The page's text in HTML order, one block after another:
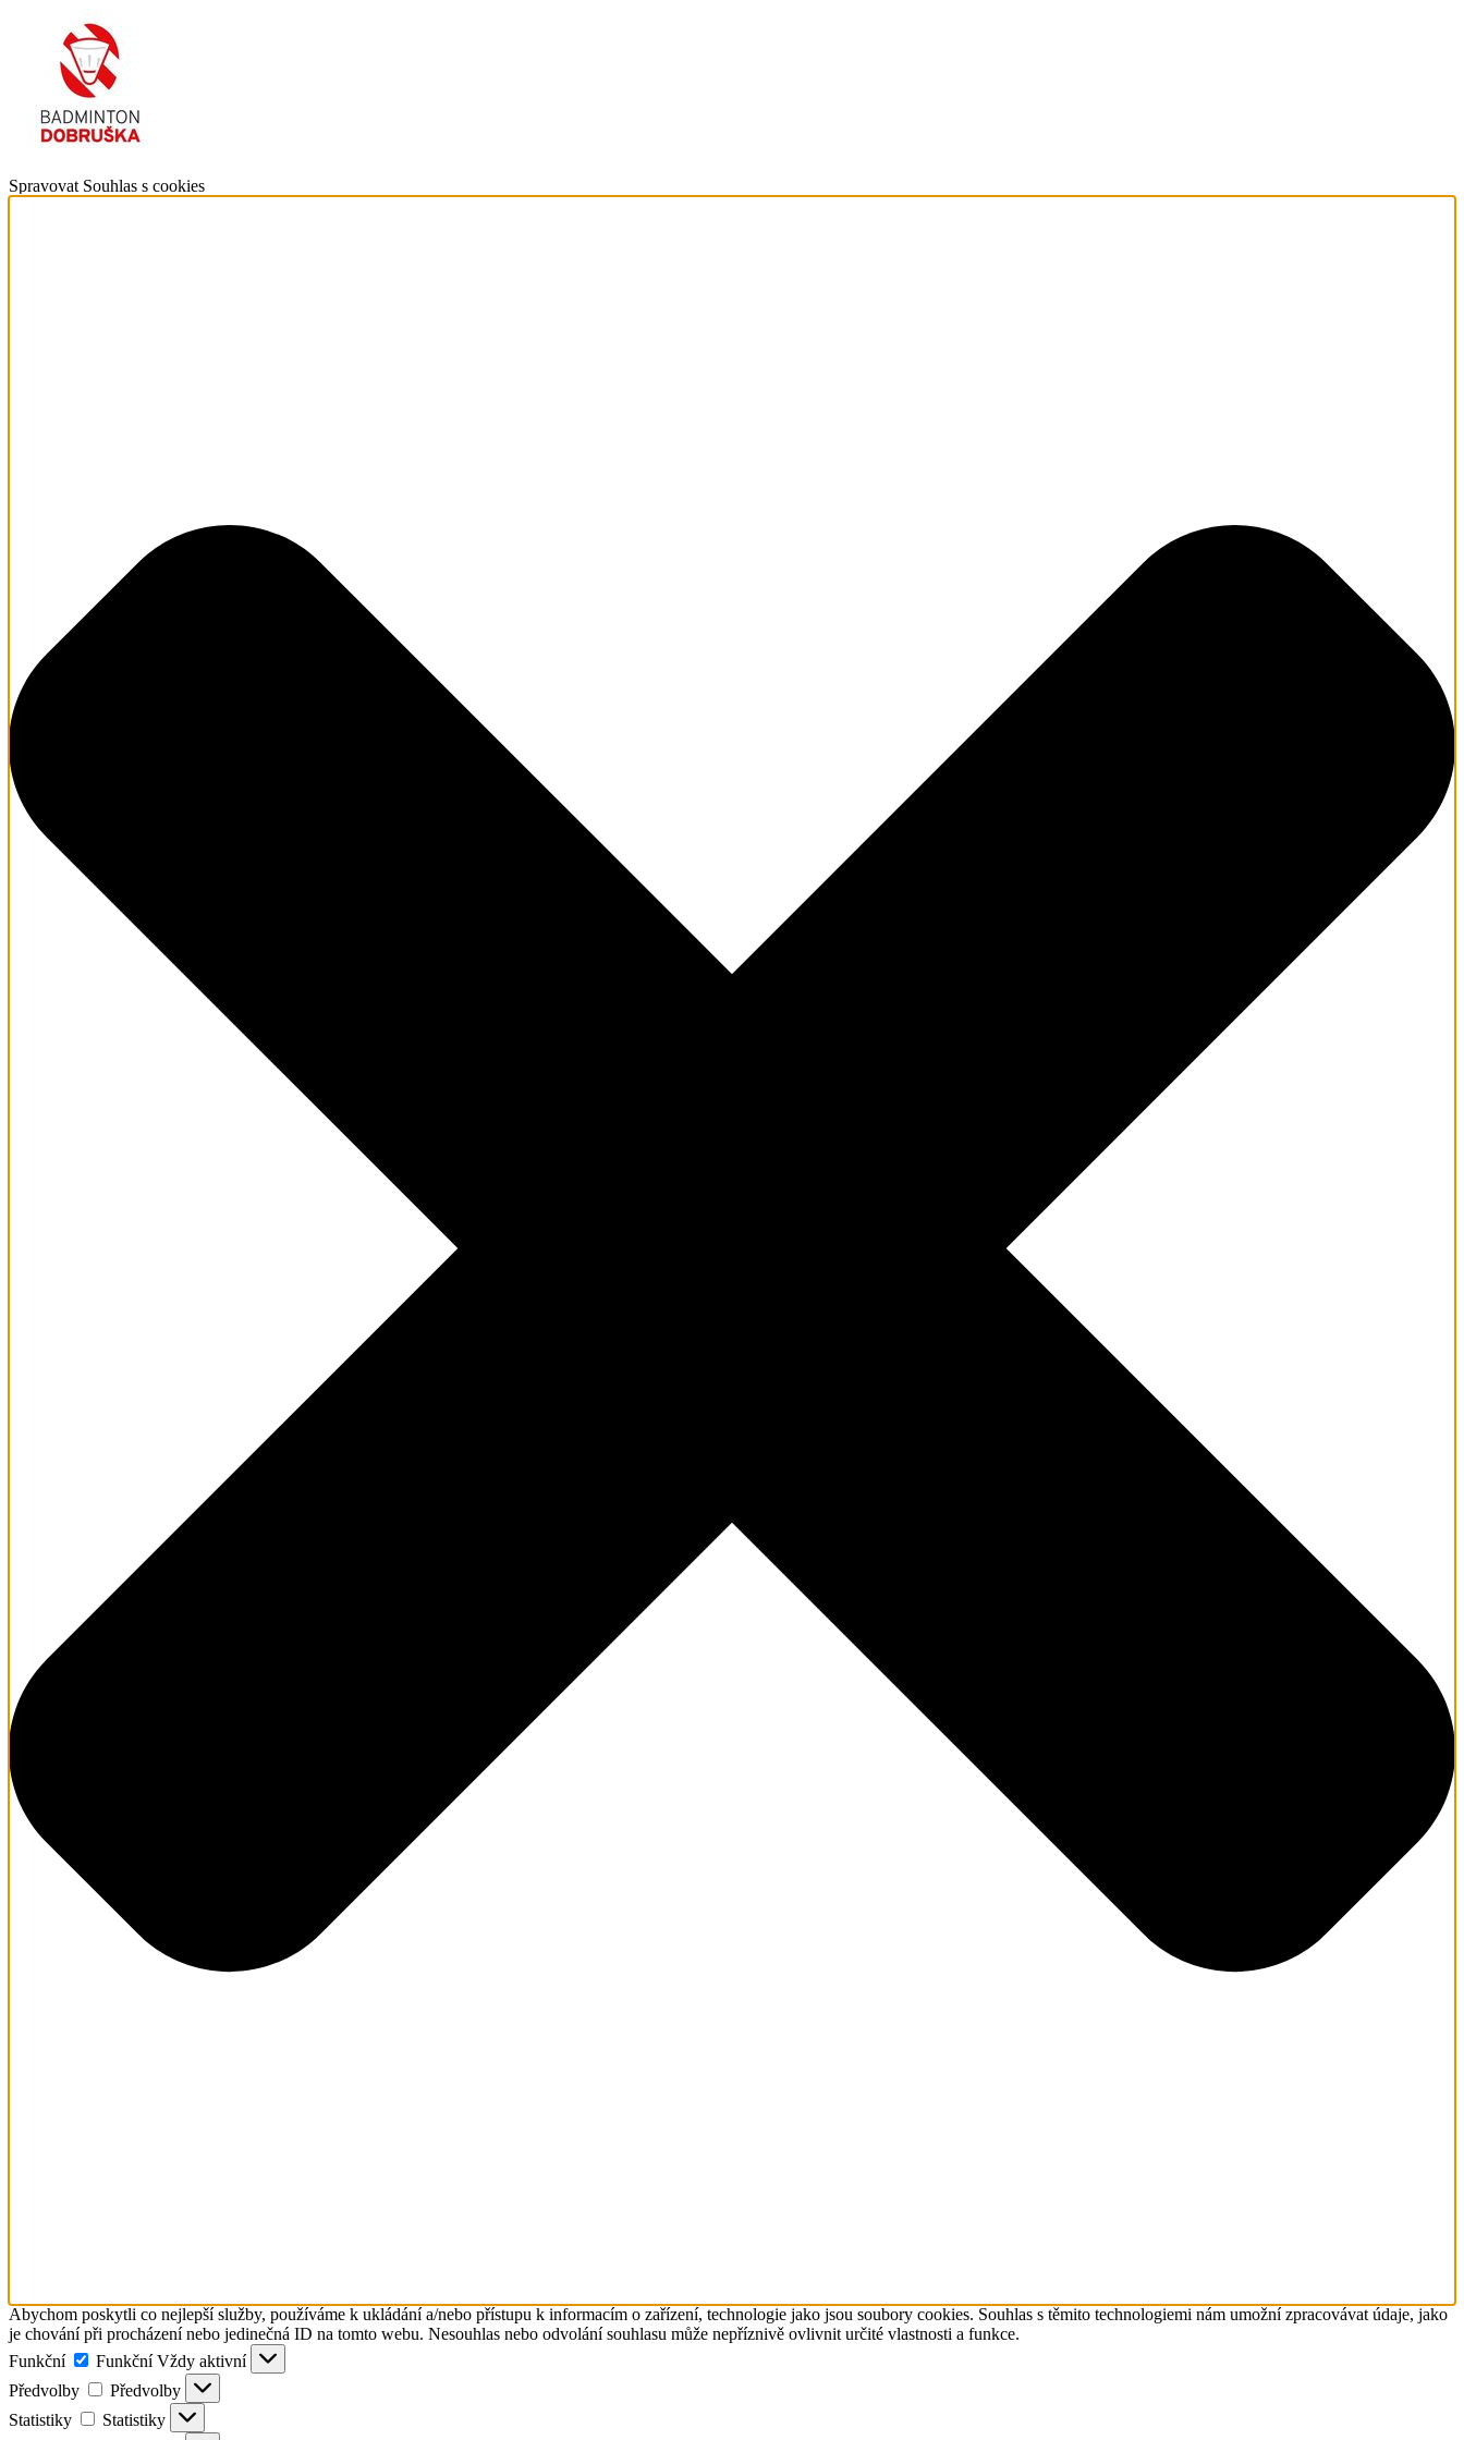
Spravovat Souhlas s cookies
Abychom poskytli co nejlepší služby, používáme k ukládání a/nebo přístupu k informacím o zařízení, technologie jako jsou soubory cookies. Souhlas s těmito technologiemi nám umožní zpracovávat údaje, jako
je chování při procházení nebo jedinečná ID na tomto webu. Nesouhlas nebo odvolání souhlasu může nepříznivě ovlivnit určité vlastnosti a funkce.
Funkční
Funkční Vždy aktivní
Předvolby
Předvolby
Statistiky
Statistiky